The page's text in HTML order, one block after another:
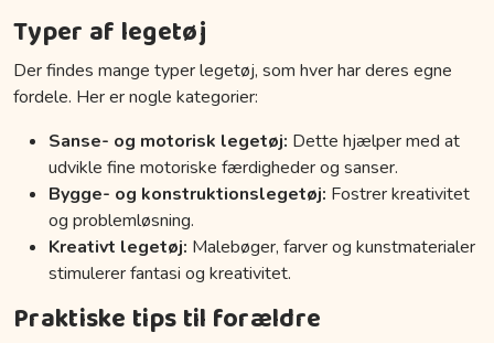
Typer af legetøj
Der findes mange typer legetøj, som hver har deres egne
fordele. Her er nogle kategorier:
Sanse- og motorisk legetøj: Dette hjælper med at
udvikle fine motoriske færdigheder og sanser.
Bygge- og konstruktionslegetøj: Fostrer kreativitet
og problemløsning.
Kreativt legetøj: Malebøger, farver og kunstmaterialer
stimulerer fantasi og kreativitet.
Praktiske tips til forældre